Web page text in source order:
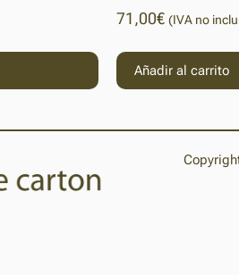
71,00€ (IVA no
Añadir al carrito